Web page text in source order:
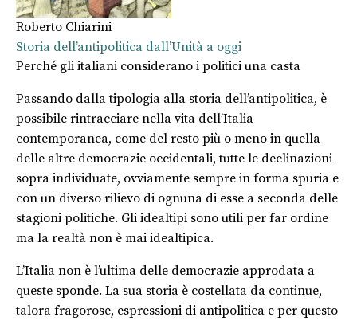
Roberto Chiarini
Storia dell’antipolitica dall’Unità a oggi
Perché gli italiani considerano i politici una casta
Passando dalla tipologia alla storia dell’antipolitica, è
possibile rintracciare nella vita dell’Italia
contemporanea, come del resto più o meno in quella
delle altre democrazie occidentali, tutte le declinazioni
sopra individuate, ovviamente sempre in forma spuria e
con un diverso rilievo di ognuna di esse a seconda delle
stagioni politiche. Gli idealtipi sono utili per far ordine
ma la realtà non è mai idealtipica.
L’Italia non è l’ultima delle democrazie approdata a
queste sponde. La sua storia è costellata da continue,
talora fragorose, espressioni di antipolitica e per questo